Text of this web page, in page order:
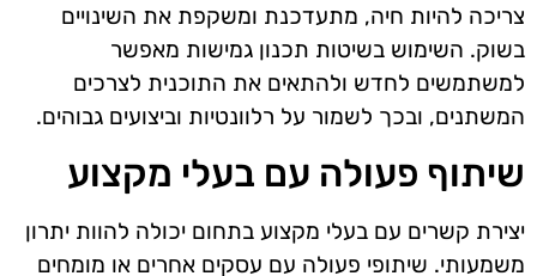
צריכה להיות חיה, מתעדכנת ומשקפת את השינויים
בשוק. השימוש בשיטות תכנון גמישות מאפשר
למשתמשים לחדש ולהתאים את התוכנית לצרכים
המשתנים, ובכך לשמור על רלוונטיות וביצועים גבוהים.
שיתוף פעולה עם בעלי מקצוע
יצירת קשרים עם בעלי מקצוע בתחום יכולה להוות יתרון
משמעותי. שיתופי פעולה עם עסקים אחרים או מומחים